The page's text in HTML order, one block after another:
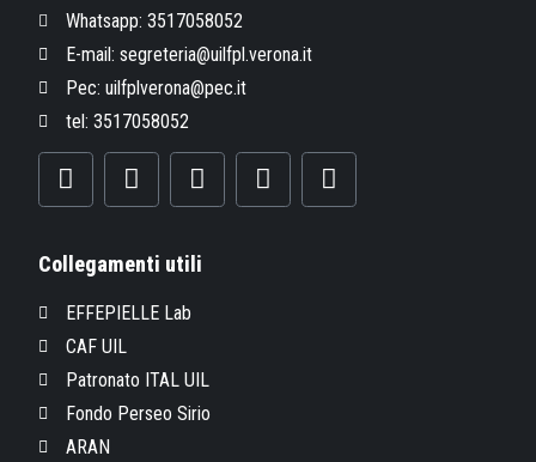
Whatsapp: 3517058052
E-mail: segreteria@uilfpl.verona.it
Pec: uilfplverona@pec.it
tel: 3517058052
Collegamenti utili
EFFEPIELLE Lab
CAF UIL
Patronato ITAL UIL
Fondo Perseo Sirio
ARAN